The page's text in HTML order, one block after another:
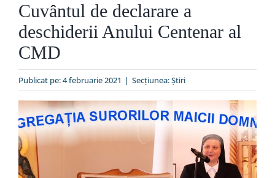
Organizare
Liturgic
Special
Cuvântul de declarare a
deschiderii Anului Centenar al
CMD
Publicat pe: 4 februarie 2021 | Secțiunea:Ştiri